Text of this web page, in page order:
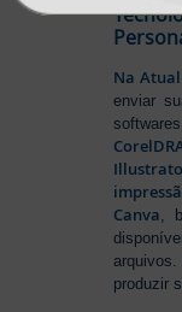
Na
enviar
Canva,
produzir